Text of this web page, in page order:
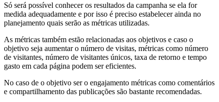
Só será possível conhecer os resultados da campanha se ela for
medida adequadamente e por isso é preciso estabelecer ainda no
planejamento quais serão as métricas utilizadas.
As métricas também estão relacionadas aos objetivos e caso o
objetivo seja aumentar o número de visitas, métricas como número
de visitantes, número de visitantes únicos, taxa de retorno e tempo
gasto em cada página podem ser eficientes.
No caso de o objetivo ser o engajamento métricas como comentários
e compartilhamento das publicações são bastante recomendadas.